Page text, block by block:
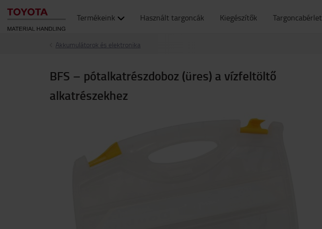
Termékeink Használt targoncák Kiegészítők Targoncabérlet
Akkumulátorok és elektronika
BFS – pótalkatrészdoboz (üres) a vízfeltöltő
alkatrészekhez